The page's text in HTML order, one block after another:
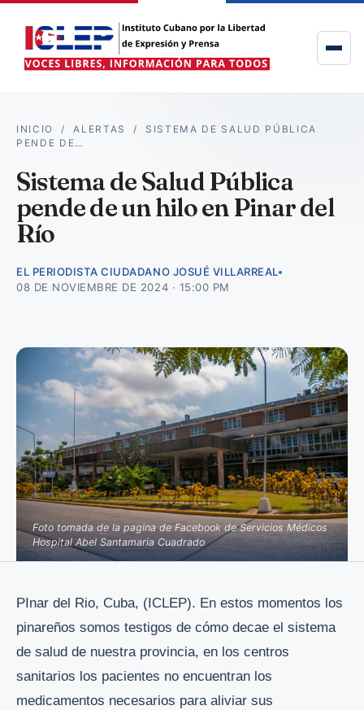
INICIO /ALERTAS / SISTEMA DE SALUD PÚBLICA
PENDE DE…
Sistema de Salud Pública
pende de un hilo en Pinar del
Río
EL PERIODISTA CIUDADANO JOSUÉ VILLARREAL
08 DE NOVIEMBRE DE 2024 · 15:00 PM
Foto tomada de la pagina de Facebook de Servicios Médicos
Hospital Abel Santamaria Cuadrado
PInar del Rio, Cuba, (ICLEP). En estos momentos los
pinareños somos testigos de cómo decae el sistema
de salud de nuestra provincia, en los centros
sanitarios los pacientes no encuentran los
medicamentos necesarios para aliviar sus